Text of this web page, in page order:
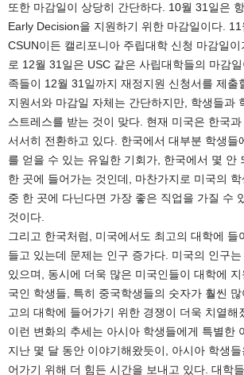
또한 마감일이 상당히 간단하다. 10월 31일은
Early Decision을 지원하기 위한 마감일이다.
CSUN이든 캘리포니아 주립대학 신청 마감일
로 12월 31일은 USC 같은 사립대학들의 마감
족들이 12월 31일까지 재정지원 신청서를 제출
지원서와 마감일 자체는 간단하지만, 학생들과
스트레스를 받는 것이 맞다. 현재 미국은 한국
서서히 전환하고 있다. 한국에서 대부분 학생들
를 얻을 수 있는 유일한 기회가, 한국에서 몇 안
한 곳에 들어가는 것인데, 마찬가지로 미국의
중 한 곳에 다닌다면 가장 좋은 직업을 가질 수
것이다.
그리고 한국처럼, 미국에서도 최고의 대학에 들
들고 있는데 문제는 인구 증가다. 미국의 인구
있으며, 동시에 더욱 많은 미국인들이 대학에
국인 학생들, 특히 중국학생들의 숫자가 훨씬
고의 대학에 들어가기 위한 경쟁이 더욱 치열해
이런 변화의 추세는 아시아 학생들에게 특별한
지난 몇 달 동안 이야기해왔듯이, 아시아 학생
어가기 위해 더 힘든 시간을 보내고 있다. 대학